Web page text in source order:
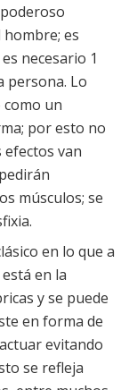
es
necesario 1
persona. Lo
un
por esto no
efectos van
músculos; se
en lo que a
en la
y se puede
en forma de
evitando
se refleja